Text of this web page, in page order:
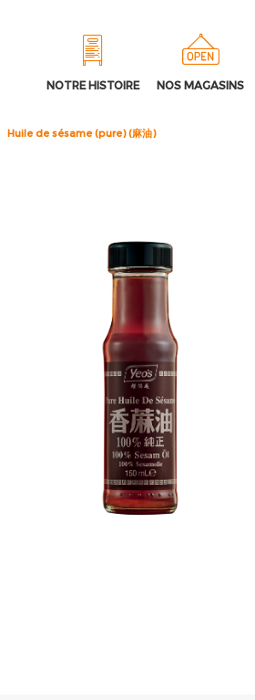
NOTRE HISTOIRE NOS MAGASINS
Huile de sésame (pure) (麻油)